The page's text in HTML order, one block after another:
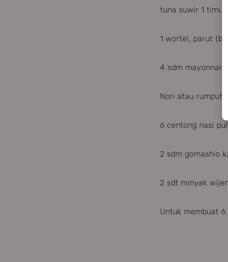
tuna suwir 1
1 wortel, parut
4 sdm mayonnaise
Nori atau rumput
6 centong nasi
2 sdm gomashio
2 sdt minyak
Untuk membuat 6